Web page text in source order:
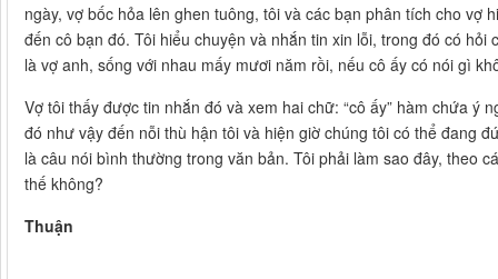
ngày, vợ bốc hỏa lên ghen tuông, tôi và các bạn phân tích cho vợ
đến cô bạn đó. Tôi hiểu chuyện và nhắn tin xin lỗi, trong đó có
là vợ anh, sống với nhau mấy mươi năm rồi, nếu cô ấy có nói gì
Vợ tôi thấy được tin nhắn đó và xem hai chữ: “cô ấy” hàm chứa ý
đó như vậy đến nỗi thù hận tôi và hiện giờ chúng tôi có thể đang
là câu nói bình thường trong văn bản. Tôi phải làm sao đây, theo
thế không?
Thuận